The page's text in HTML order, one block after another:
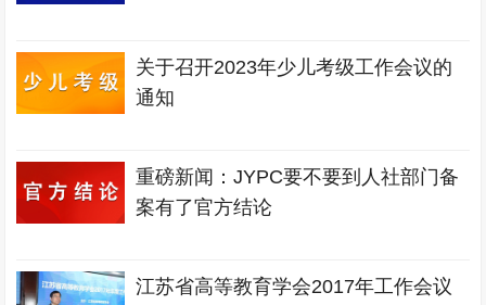
关于召开2023年少儿考级工作会议的
通知
重磅新闻：JYPC要不要到人社部门备
案有了官方结论
江苏省高等教育学会2017年工作会议